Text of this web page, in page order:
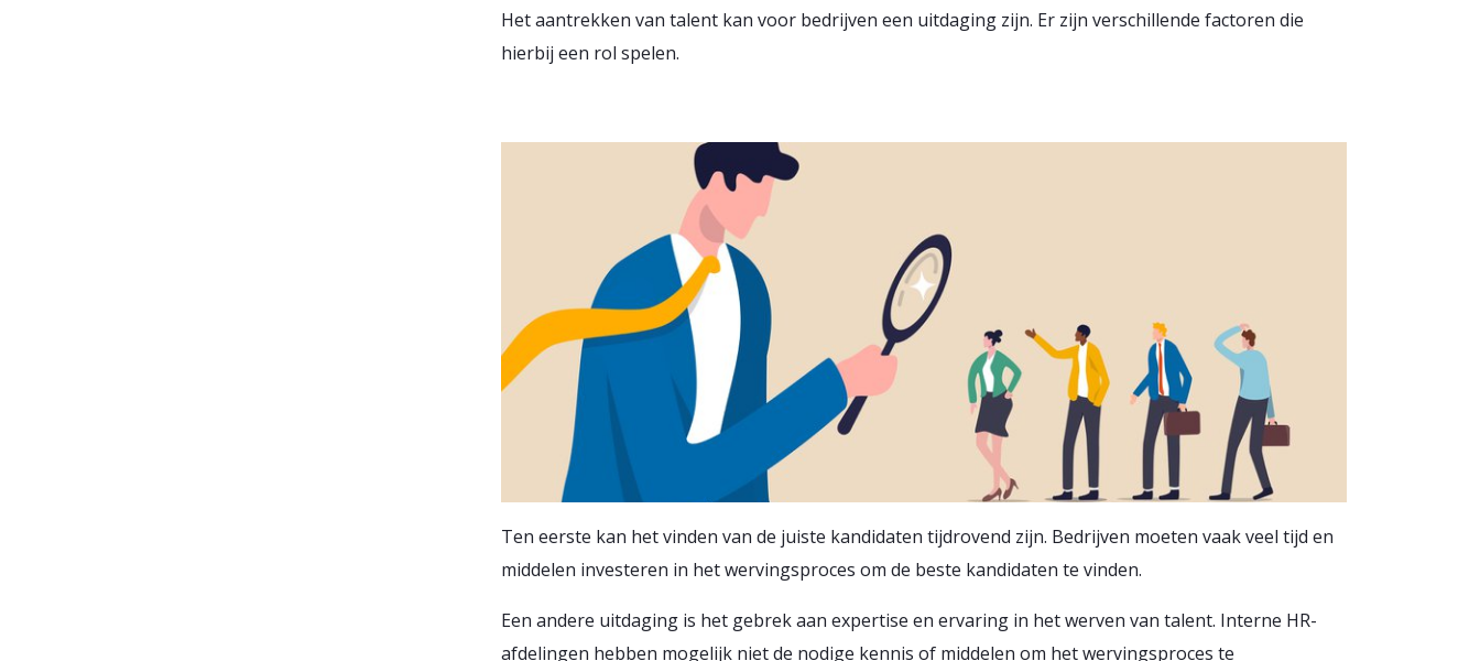
Het aantrekken van talent kan voor bedrijven een uitdaging zijn. Er zijn verschillende factoren die
hierbij een rol spelen.
Ten eerste kan het vinden van de juiste kandidaten tijdrovend zijn. Bedrijven moeten vaak veel tijd en
middelen investeren in het wervingsproces om de beste kandidaten te vinden.
Een andere uitdaging is het gebrek aan expertise en ervaring in het werven van talent. Interne HR-
afdelingen hebben mogelijk niet de nodige kennis of middelen om het wervingsproces te